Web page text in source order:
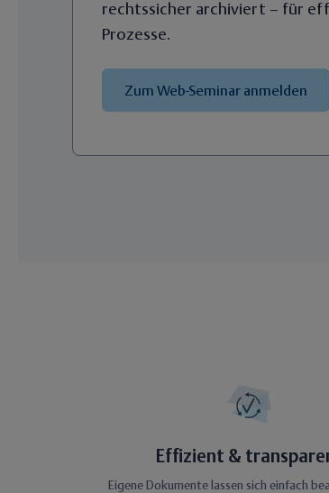
rechtssicher archiviert – für
Prozesse.
Zum Web-Seminar anmelden
Effizient &
Eigene Dokumente lassen sich einfach